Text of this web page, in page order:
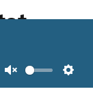
Unmute